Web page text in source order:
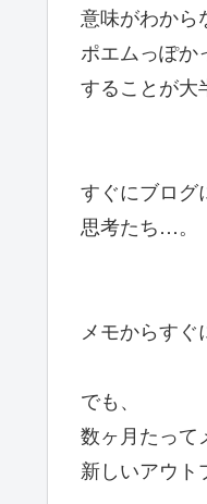
意味がわから
ポエムっぽか
することが大
すぐにブログ
思考たち…。
メモからすぐ
でも、
数ヶ月たって
新しいアウト